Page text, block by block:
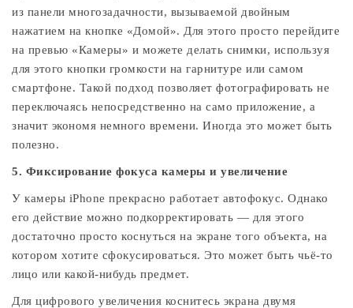
из панели многозадачности, вызываемой двойным
нажатием на кнопке «Домой». Для этого просто перейдите
на превью «Камеры» и можете делать снимки, используя
для этого кнопки громкости на гарнитуре или самом
смартфоне. Такой подход позволяет фотографировать не
переключаясь непосредственно на само приложение, а
значит экономя немного времени. Иногда это может быть
полезно.
5. Фиксирование фокуса камеры и увеличение
У камеры iPhone прекрасно работает автофокус. Однако
его действие можно подкорректировать — для этого
достаточно просто коснуться на экране того объекта, на
котором хотите сфокусироваться. Это может быть чьё-то
лицо или какой-нибудь предмет.
Для цифрового увеличения коснитесь экрана двумя